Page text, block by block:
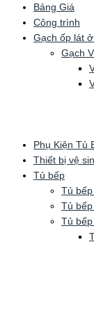
Bảng Giá
Công trình
Gạch ốp lát
Gạch
Phụ Kiện Tủ
Thiết bị vệ
Tủ bếp
Tủ
Tủ
Tủ